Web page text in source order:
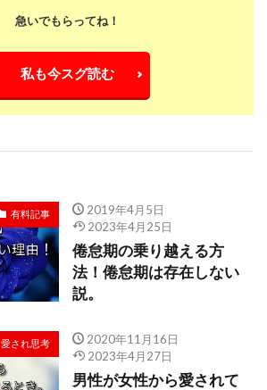
急いでもらってね！
私も今スグ読む
有料記事
2019年4月5日
2023年4月25日
倦怠期の乗り越える方
法！倦怠期は存在しない
説。
愛され思考
2020年11月16日
2023年4月27日
男性が女性から愛されて